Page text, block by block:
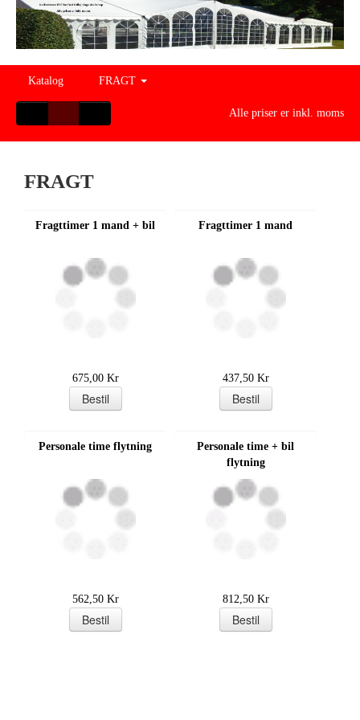
Katalog FRAGT
Alle priser er inkl. moms
FRAGT
Fragttimer 1 mand + bil
675,00 Kr
Fragttimer 1 mand
437,50 Kr
Personale time flytning
562,50 Kr
Personale time + bil
flytning
812,50 Kr